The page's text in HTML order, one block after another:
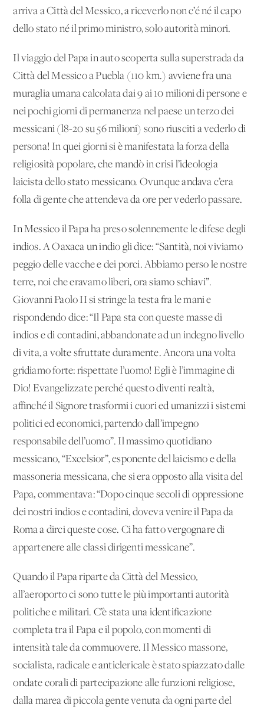
arriva a Città del Messico, a riceverlo non c’é né il capo
dello stato né il primo ministro, solo autorità minori.
Il viaggio del Papa in auto scoperta sulla superstrada da
Città del Messico a Puebla (110 km.) avviene fra una
muraglia umana calcolata dai 9 ai 10 milioni di persone e
nei pochi giorni di permanenza nel paese un terzo dei
messicani (l8-20 su 56 milioni) sono riusciti a vederlo di
persona! In quei giorni si è manifestata la forza della
religiosità popolare, che mandò in crisi l’ideologia
laicista dello stato messicano. Ovunque andava c’era
folla di gente che attendeva da ore per vederlo passare.
In Messico il Papa ha preso solennemente le difese degli
indios. A Oaxaca un indio gli dice: “Santità, noi viviamo
peggio delle vacche e dei porci. Abbiamo perso le nostre
terre, noi che eravamo liberi, ora siamo schiavi”.
Giovanni Paolo II si stringe la testa fra le mani e
rispondendo dice: “Il Papa sta con queste masse di
indios e di contadini, abbandonate ad un indegno livello
di vita, a volte sfruttate duramente. Ancora una volta
gridiamo forte: rispettate l’uomo! Egli è l’immagine di
Dio! Evangelizzate perché questo diventi realtà,
affinché il Signore trasformi i cuori ed umanizzi i sistemi
politici ed economici, partendo dall’impegno
responsabile dell’uomo”. Il massimo quotidiano
messicano, “Excelsior”, esponente del laicismo e della
massoneria messicana, che si era opposto alla visita del
Papa, commentava: “Dopo cinque secoli di oppressione
dei nostri indios e contadini, doveva venire il Papa da
Roma a dirci queste cose. Ci ha fatto vergognare di
appartenere alle classi dirigenti messicane”.
Quando il Papa riparte da Città del Messico,
all’aeroporto ci sono tutte le più importanti autorità
politiche e militari. C’è stata una identificazione
completa tra il Papa e il popolo, con momenti di
intensità tale da commuovere. Il Messico massone,
socialista, radicale e anticlericale è stato spiazzato dalle
ondate corali di partecipazione alle funzioni religiose,
dalla marea di piccola gente venuta da ogni parte del